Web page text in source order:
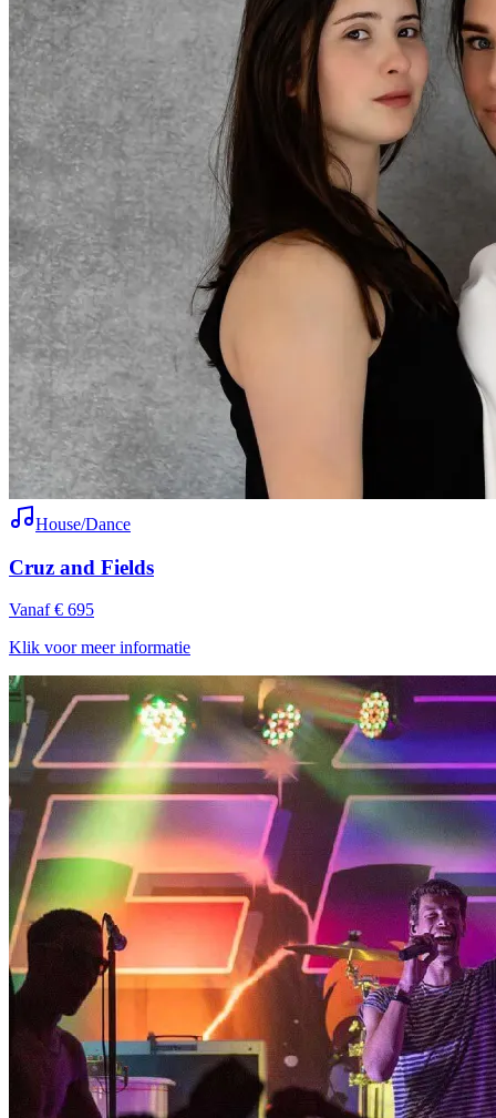
House/Dance
Cruz and Fields
Vanaf € 695
Klik voor meer informatie